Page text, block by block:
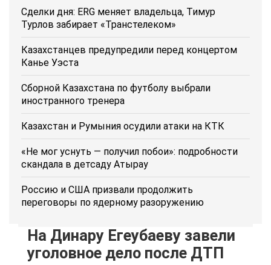
Сделки дня: ERG меняет владельца, Тимур
Турлов забирает «Транстелеком»
Казахстанцев предупредили перед концертом
Канье Уэста
Сборной Казахстана по футболу выбрали
иностранного тренера
Казахстан и Румыния осудили атаки на КТК
«Не мог уснуть — получил побои»: подробности
скандала в детсаду Атырау
Россию и США призвали продолжить
переговоры по ядерному разоружению